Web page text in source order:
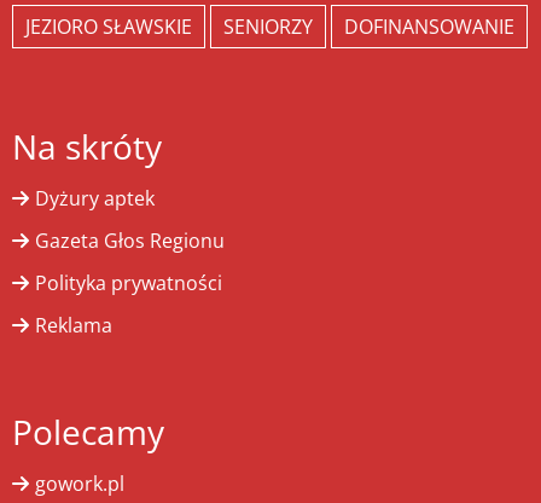
JEZIORO SŁAWSKIE
SENIORZY DOFINANSOWANIE
Na skróty
Dyżury aptek
Gazeta Głos Regionu
Polityka prywatności
Reklama
Polecamy
gowork.pl